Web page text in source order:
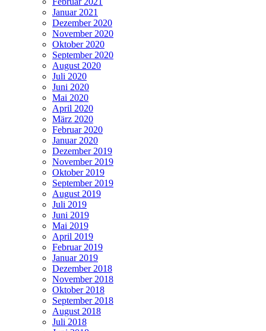
Januar 2021
Dezember 2020
November 2020
Oktober 2020
September 2020
August 2020
Juli 2020
Juni 2020
Mai 2020
April 2020
März 2020
Februar 2020
Januar 2020
Dezember 2019
November 2019
Oktober 2019
September 2019
August 2019
Juli 2019
Juni 2019
Mai 2019
April 2019
Februar 2019
Januar 2019
Dezember 2018
November 2018
Oktober 2018
September 2018
August 2018
Juli 2018